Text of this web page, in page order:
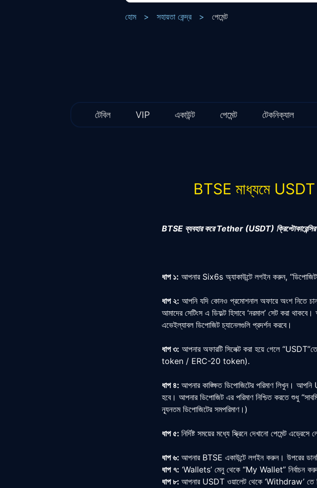
হোম > সহায়তা কেন্দ্র > পেমেন্ট
টেবিল VIP একাউন্ট পেমেন্ট টেকনিক্যাল
BTSE মাধ্যমে USDT
BTSE ব্যবহার করে Tether (USDT) ক্রিপ্টোকারেন্সির
ধাপ ১: আপনার Six6s অ্যাকাউন্টে লগইন করুন,
ধাপ ২: আপনি যদি কোনও প্রমোশনাল অফারে অংশ নিতে
আমাদের সেটিংস এ ডিফল্ট হিসাবে ‘নরমাল’ সেট করা
এভেইল্যাবল ডিপোজিট চ্যানেলগুলি প্রদর্শন করবে।
ধাপ ৩: আপনার অফারটি সিলেক্ট করা হয়ে গেলে
token / ERC-20 token).
ধাপ ৪: আপনার কাঙ্ক্ষিত ডিপোজিটের পরিমাণ লিখুন।
হবে। আপনার ডিপোজিট এর পরিমাণ নিশ্চিত করতে শুধু
ন্যূনতম ডিপোজিটের সমপরিমাণ।)
ধাপ ৫: নির্দিষ্ট সময়ের মধ্যে স্ক্রিনে দেখানো পেমেন্ট
ধাপ ৬: আপনার BTSE একাউন্টে লগইন করুন। উপরের
ধাপ ৭: ‘Wallets’ মেনু থেকে “My Wallet” নির্বাচন
ধাপ ৮: আপনার USDT ওয়ালেট থেকে ‘Withdraw’ তে